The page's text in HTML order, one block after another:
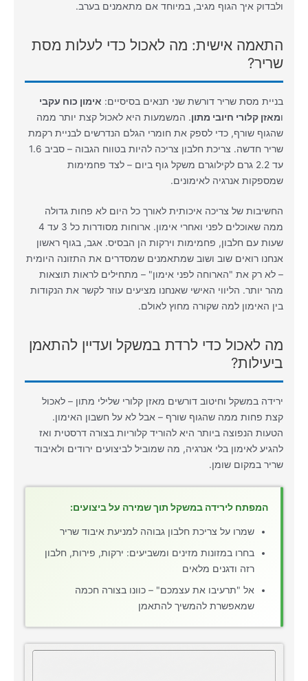
ולבדוק איך הגוף מגיב, במיוחד אם מתאמנים בערב.
התאמה אישית: מה לאכול כדי לעלות מסת
שריר?
בניית מסת שריר דורשת שני תנאים בסיסיים: אימון כוח עקבי
ומאזן קלורי חיובי מתון. המשמעות היא לאכול קצת יותר ממה
שהגוף שורף, כדי לספק את חומרי הגלם הנדרשים לבניית רקמת
שריר חדשה. צריכת חלבון צריכה להיות בטווח הגבוה – סביב 1.6
עד 2.2 גרם לקילוגרם משקל גוף ביום – לצד פחמימות
שמספקות אנרגיה לאימונים.
החשיבות של צריכה איכותית לאורך כל היום לא פחות גדולה
ממה שאוכלים לפני ואחרי אימון. ארוחות מסודרות כל 3 עד 4
שעות עם חלבון, פחמימות וירקות הן הבסיס. אגב, בגוף ראשון
אנחנו רואים שוב ושוב שמתאמנים שמסדרים את התזונה היומית
– לא רק את "הארוחה לפני אימון" – מתחילים לראות תוצאות
מהר יותר. הליווי האישי שאנחנו מציעים עוזר לקשר את הנקודות
בין האימון למה שקורה מחוץ לאולם.
מה לאכול כדי לרדת במשקל ועדיין להתאמן
ביעילות?
ירידה במשקל וחיטוב דורשים מאזן קלורי שלילי מתון – לאכול
קצת פחות ממה שהגוף שורף – אבל לא על חשבון האימון.
הטעות הנפוצה ביותר היא להוריד קלוריות בצורה דרסטית ואז
להגיע לאימון בלי אנרגיה, מה שמוביל לביצועים ירודים ולאיבוד
שריר במקום שומן.
המפתח לירידה במשקל תוך שמירה על ביצועים:
שמרו על צריכת חלבון גבוהה למניעת איבוד שריר
בחרו במזונות מזינים ומשביעים: ירקות, פירות, חלבון
רזה ודגנים מלאים
אל "תרעיבו את עצמכם" – כוונו בצורה חכמה
שמאפשרת להמשיך להתאמן